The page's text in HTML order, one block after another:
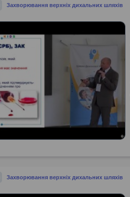
Захворювання верхніх дихальних шляхів
Захворювання верхніх дихальних шляхів